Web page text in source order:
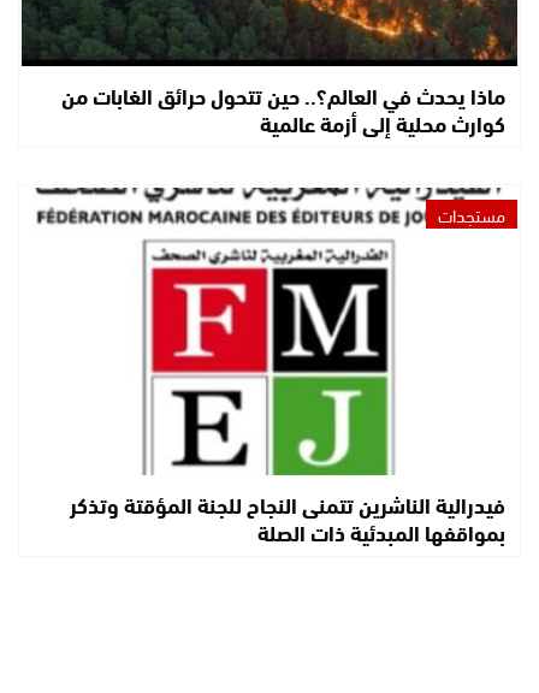
ماذا يحدث في العالم؟.. حين تتحول حرائق الغابات من
كوارث محلية إلى أزمة عالمية
مستجدات
فيدرالية الناشرين تتمنى النجاح للجنة المؤقتة وتذكر
بمواقفها المبدئية ذات الصلة